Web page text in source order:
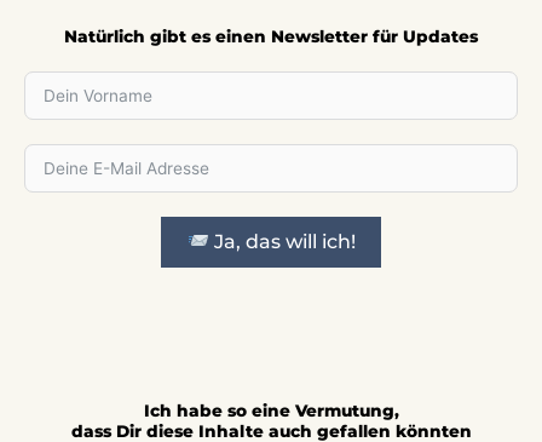
Natürlich gibt es einen Newsletter für Updates
Ja, das will ich!
Ich habe so eine Vermutung,
dass Dir diese Inhalte auch gefallen könnten